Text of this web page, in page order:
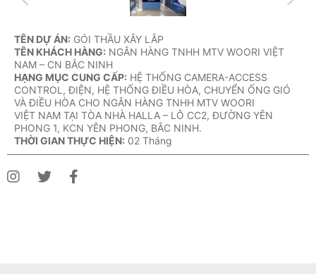
TÊN DỰ ÁN: GÓI THẦU XÂY LẮP
TÊN KHÁCH HÀNG: NGÂN HÀNG TNHH MTV WOORI VIỆT
NAM – CN BẮC NINH
HẠNG MỤC CUNG CẤP: HỆ THỐNG CAMERA-ACCESS
CONTROL, ĐIỆN, HỆ THỐNG ĐIỀU HÒA, CHUYỂN ỐNG GIÓ
VÀ ĐIỀU HÒA CHO NGÂN HÀNG TNHH MTV WOORI
VIỆT NAM TẠI TÒA NHÀ HALLA – LÔ CC2, ĐƯỜNG YÊN
PHONG 1, KCN YÊN PHONG, BẮC NINH.
THỜI GIAN THỰC HIỆN: 02 Tháng